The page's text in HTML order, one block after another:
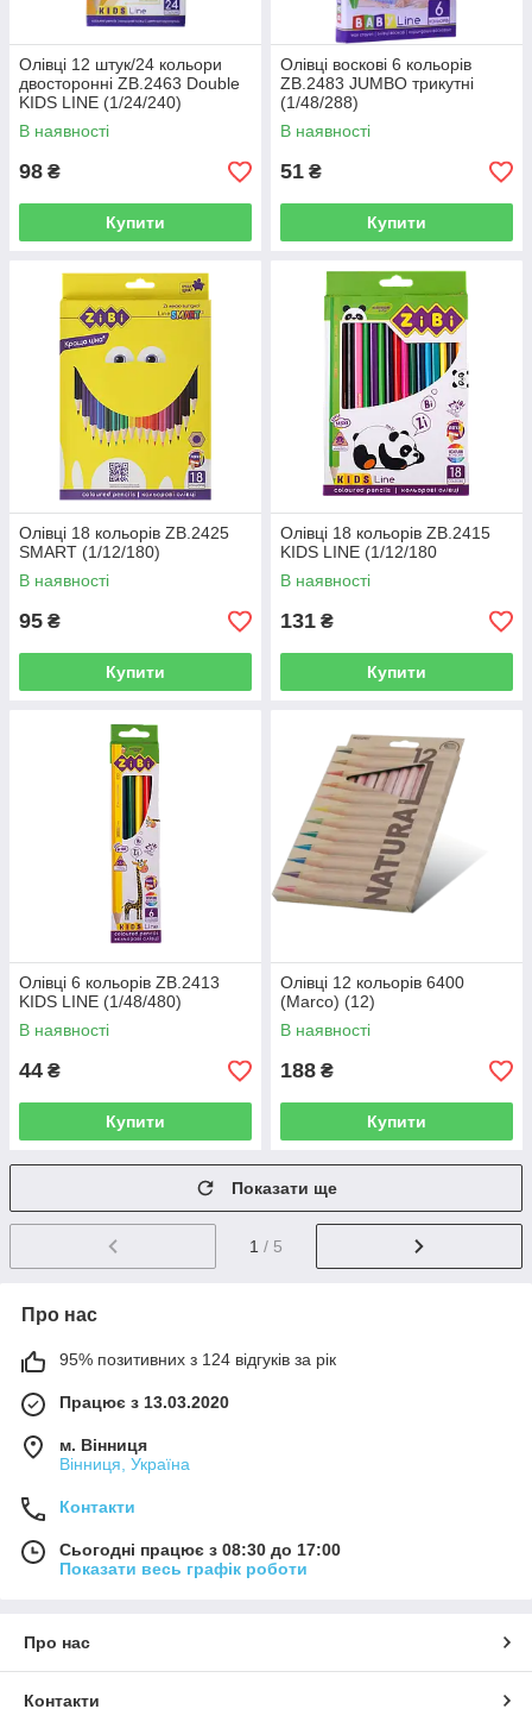
Олівці 12 штук/24 кольори
двосторонні ZB.2463 Double
KIDS LINE (1/24/240)
В наявності
98 ₴
Купити
Олівці воскові 6 кольорів
ZB.2483 JUMBO трикутні
(1/48/288)
В наявності
51 ₴
Купити
Олівці 18 кольорів ZB.2425
SMART (1/12/180)
В наявності
95 ₴
Купити
Олівці 18 кольорів ZB.2415
KIDS LINE (1/12/180
В наявності
131 ₴
Купити
Олівці 6 кольорів ZB.2413
KIDS LINE (1/48/480)
В наявності
44 ₴
Купити
Олівці 12 кольорів 6400
(Marco) (12)
В наявності
188 ₴
Купити
Показати ще
1 / 5
Про нас
95% позитивних з 124 відгуків за рік
Працює з 13.03.2020
м. Вінниця
Вінниця, Україна
Контакти
Сьогодні працює з 08:30 до 17:00
Показати весь графік роботи
Про нас
Контакти